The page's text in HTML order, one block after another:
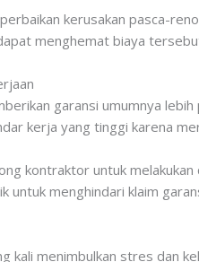
kerusakan pasca-
menghemat biaya
garansi umumnya
kerja yang tinggi karena
kontraktor untuk
untuk menghindari klaim
kali menimbulkan stres dan